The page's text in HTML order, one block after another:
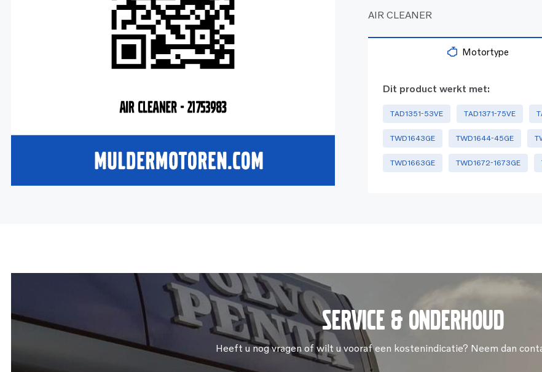
AIR CLEANER
Motortype
Dit product werkt met:
TAD1351-53VE TAD1371-75VE
TWD1643GE TWD1644-45GE
TWD1663GE TWD1672-1673GE
Service & onderhoud
Heeft u nog vragen of wilt u vooraf een kostenindicatie? Neem dan